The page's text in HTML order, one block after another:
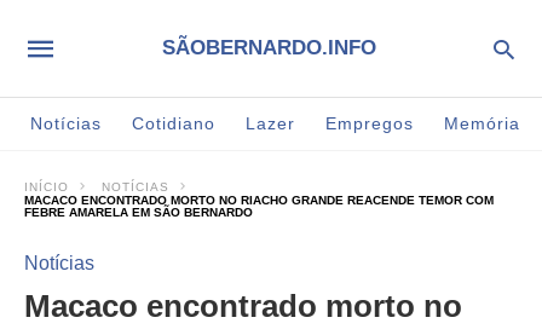
SÃOBERNARDO.INFO
Notícias Cotidiano Lazer Empregos Memória
INÍCIO
NOTÍCIAS
MACACO ENCONTRADO MORTO NO RIACHO GRANDE REACENDE TEMOR COM
FEBRE AMARELA EM SÃO BERNARDO
Notícias
Macaco encontrado morto no